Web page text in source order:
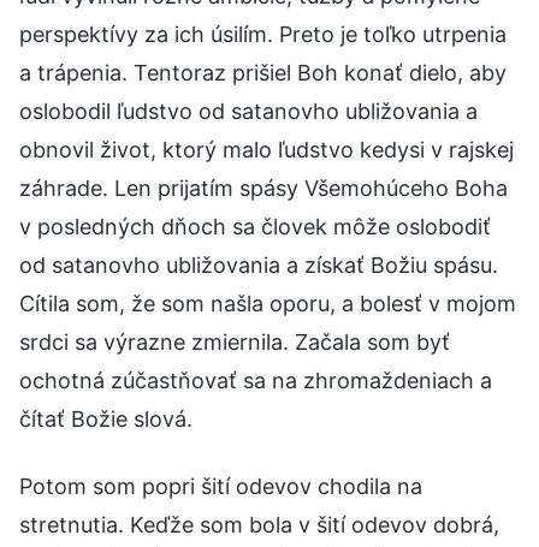
perspektívy za ich úsilím. Preto je toľko utrpenia
a trápenia. Tentoraz prišiel Boh konať dielo, aby
oslobodil ľudstvo od satanovho ubližovania a
obnovil život, ktorý malo ľudstvo kedysi v rajskej
záhrade. Len prijatím spásy Všemohúceho Boha
v posledných dňoch sa človek môže oslobodiť
od satanovho ubližovania a získať Božiu spásu.
Cítila som, že som našla oporu, a bolesť v mojom
srdci sa výrazne zmiernila. Začala som byť
ochotná zúčastňovať sa na zhromaždeniach a
čítať Božie slová.
Potom som popri šití odevov chodila na
stretnutia. Keďže som bola v šití odevov dobrá,